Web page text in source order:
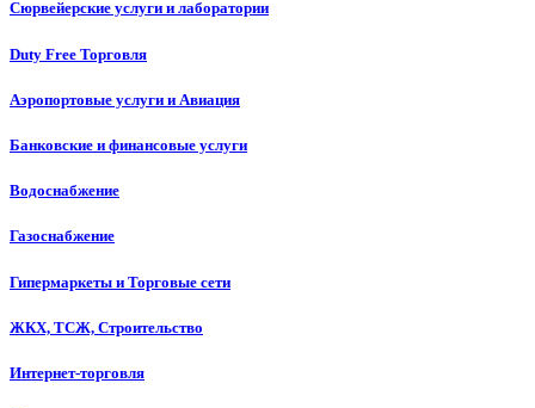
Сюрвейерские услуги и лаборатории
Duty Free Торговля
Аэропортовые услуги и Авиация
Банковские и финансовые услуги
Водоснабжение
Газоснабжение
Гипермаркеты и Торговые сети
ЖКХ, ТСЖ, Строительство
Интернет-торговля